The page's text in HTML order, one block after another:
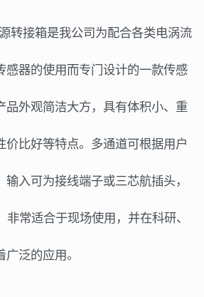
转接箱是我公司为配合各类电涡流
感器的使用而专门设计的一款传感
外观简洁大方， 具有体积小、重
价比好等特点。多通道可根据用户
入可为接线端子或三芯航插头，
非常适合于现场使用，并在科研、
泛的应用。